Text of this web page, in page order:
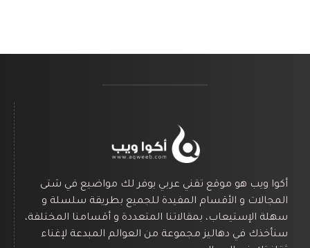
أكوا ويب هو موقع تقني عربي يوفر لك مواضيع في شتى
المجالات و الأقسام المفيدة للجميع بطريقة سلسلة و
سهلة الإستيعاب، بمقالاتنا المتعددة و أقسامنا المختلفة،
سنأخذك في دهاليز مجموعة من العوالم المبدعة لإغناء